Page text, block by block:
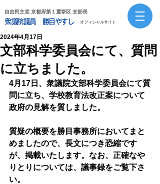
自由民主党 京都府第１選挙区 支部長
衆議院議員 勝目やすし オフィシャルサイト
文部科学委員会にて、質問
に立ちました。
2024年4月17日
4月17日、衆議院文部科学委員会にて質
問に立ち、学校教育法改正案について
政府の見解を質しました。
質疑の概要を勝目事務所においてまと
めましたので、長文につき恐縮です
が、掲載いたします。なお、正確なや
りとりについては、議事録をご覧下さ
い。